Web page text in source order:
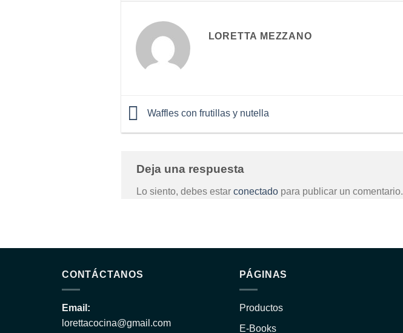
LORETTA MEZZANO
Waffles con frutillas y nutella
Deja una respuesta
Lo siento, debes estar conectadopara publicar un comentario.
CONTÁCTANOS
Email:
lorettacocina@gmail.com
PÁGINAS
Productos
E-Books